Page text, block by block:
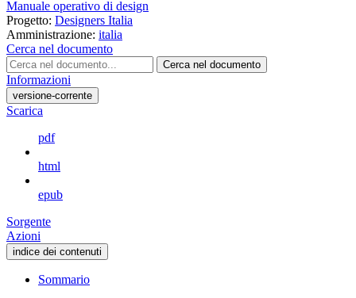
Manuale operativo di design
Progetto: Designers Italia
Amministrazione: italia
Cerca nel documento
Cerca nel documento
Informazioni
versione-corrente
Scarica
pdf
html
epub
Sorgente
Azioni
indice dei contenuti
Sommario